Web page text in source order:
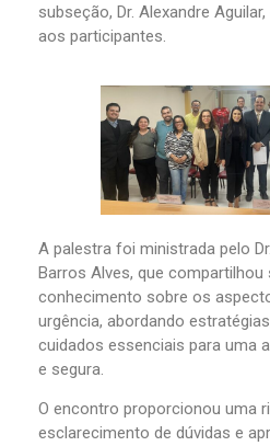
subseção, Dr. Alexandre
aos participantes.
A palestra foi ministrada pelo
Barros Alves, que compartilhou
conhecimento sobre os
urgência, abordando
cuidados essenciais para uma
e segura.
O encontro proporcionou uma
esclarecimento de dúvidas e